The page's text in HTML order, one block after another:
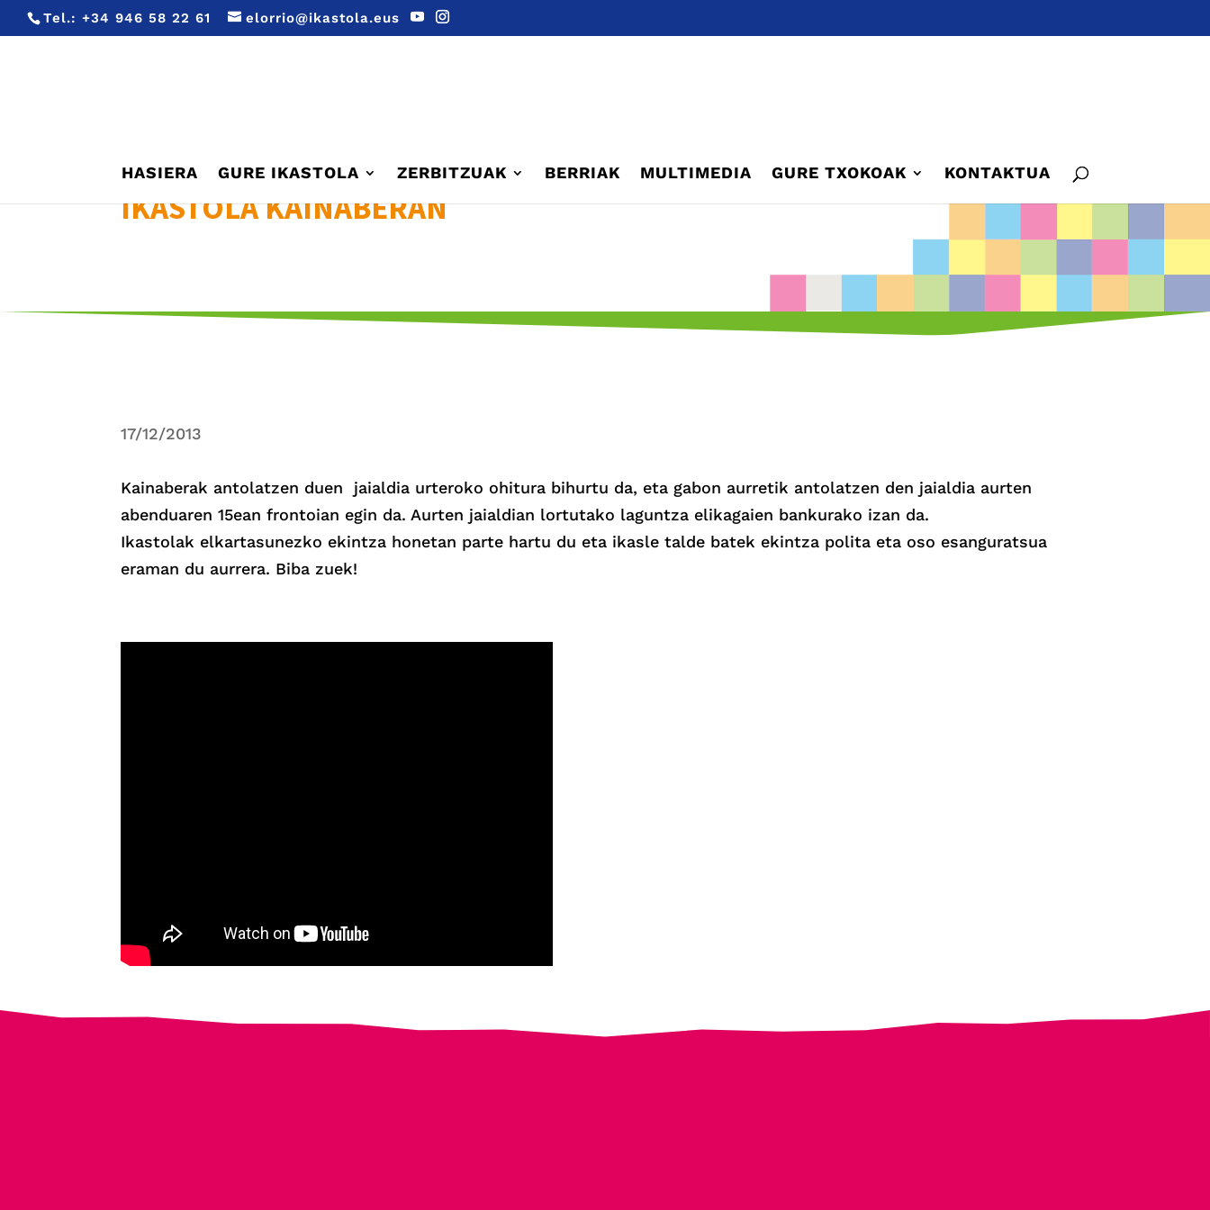
Tel.: +34 946 58 22 61 elorrio@ikastola.eus
HASIERA GURE IKASTOLA ZERBITZUAK BERRIAK MULTIMEDIA GURE TXOKOAK KONTAKTUA
IKASTOLA KAINABERAN
17/12/2013
Kainaberak antolatzen duen jaialdia urteroko ohitura bihurtu da, eta gabon aurretik antolatzen den jaialdia aurten
abenduaren 15ean frontoian egin da. Aurten jaialdian lortutako laguntza elikagaien bankurako izan da.
Ikastolak elkartasunezko ekintza honetan parte hartu du eta ikasle talde batek ekintza polita eta oso esanguratsua
eraman du aurrera. Biba zuek!